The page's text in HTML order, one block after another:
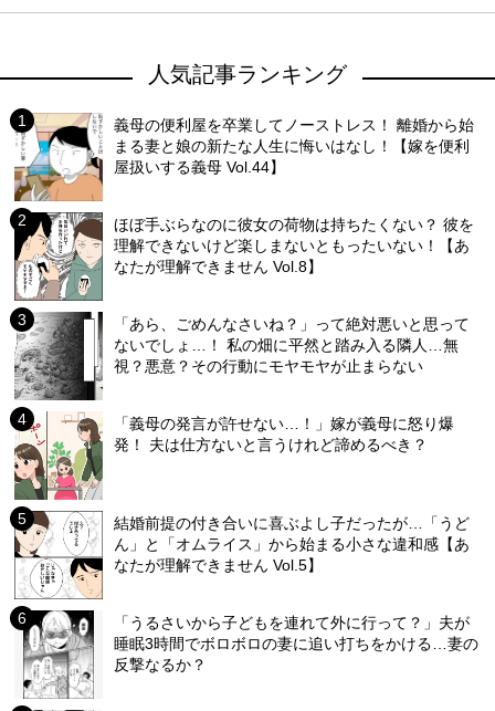
人気記事ランキング
義母の便利屋を卒業してノーストレス！ 離婚から始
まる妻と娘の新たな人生に悔いはなし！【嫁を便利
屋扱いする義母 Vol.44】
ほぼ手ぶらなのに彼女の荷物は持ちたくない？ 彼を
理解できないけど楽しまないともったいない！【あ
なたが理解できません Vol.8】
「あら、ごめんなさいね？」って絶対悪いと思って
ないでしょ…！ 私の畑に平然と踏み入る隣人…無
視？悪意？その行動にモヤモヤが止まらない
「義母の発言が許せない…！」嫁が義母に怒り爆
発！ 夫は仕方ないと言うけれど諦めるべき？
結婚前提の付き合いに喜ぶよし子だったが…「うど
ん」と「オムライス」から始まる小さな違和感【あ
なたが理解できません Vol.5】
「うるさいから子どもを連れて外に行って？」夫が
睡眠3時間でボロボロの妻に追い打ちをかける…妻の
反撃なるか？